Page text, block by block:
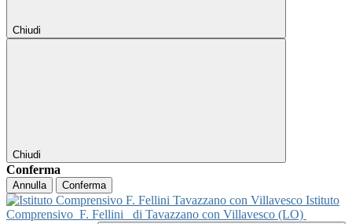
Chiudi
Chiudi
Conferma
Annulla Conferma
Istituto
Comprensivo F. Fellini di Tavazzano con Villavesco (LO)